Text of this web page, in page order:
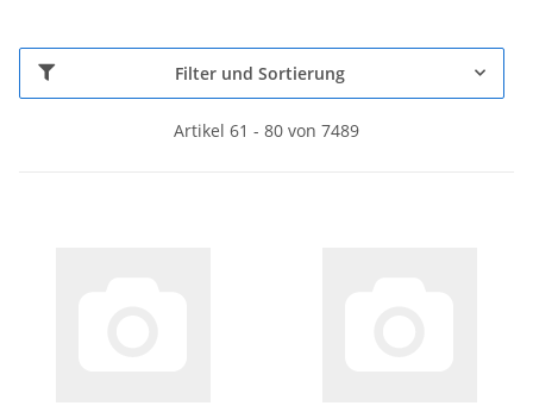
Filter und Sortierung
Artikel 61 - 80 von 7489